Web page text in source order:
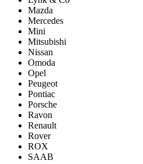
Mazda
Mercedes
Mini
Mitsubishi
Nissan
Omoda
Opel
Peugeot
Pontiac
Porsсhe
Ravon
Renault
Rover
ROX
SAAB